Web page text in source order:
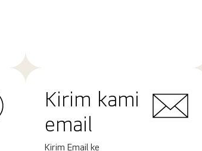
Kirim kami
email
Kirim Email ke